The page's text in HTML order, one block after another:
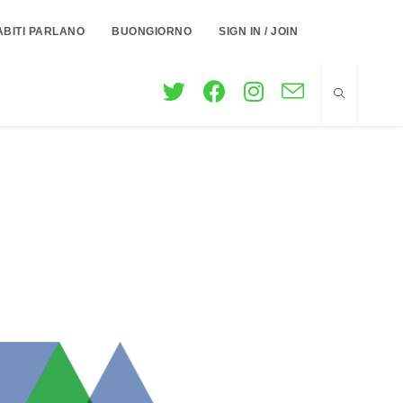
PARLANO BUONGIORNO SIGN IN / JOIN